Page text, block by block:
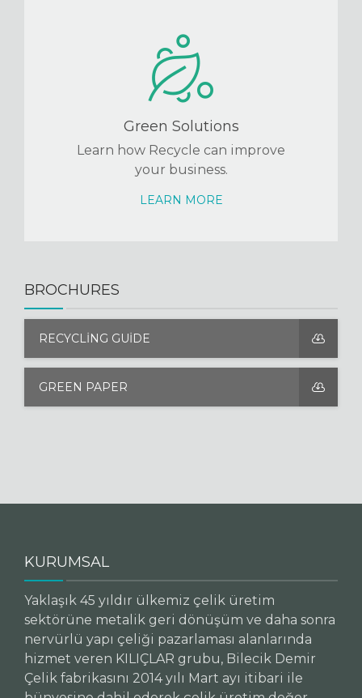
Green Solutions
Learn how Recycle can improve
your business.
LEARN MORE
BROCHURES
RECYCLING GUIDE
GREEN PAPER
KURUMSAL
Yaklaşık 45 yıldır ülkemiz çelik üretim
sektörüne metalik geri dönüşüm ve daha sonra
nervürlü yapı çeliği pazarlaması alanlarında
hizmet veren KILIÇLAR grubu, Bilecik Demir
Çelik fabrikasını 2014 yılı Mart ayı itibari ile